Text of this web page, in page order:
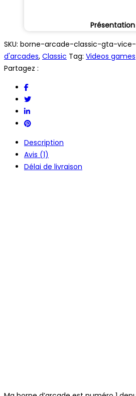
Présentation
SKU: borne-arcade-classic-gta-
d'arcades, Classic Tag: Videos games
Partagez :
Description
Avis (1)
Délai de livraison